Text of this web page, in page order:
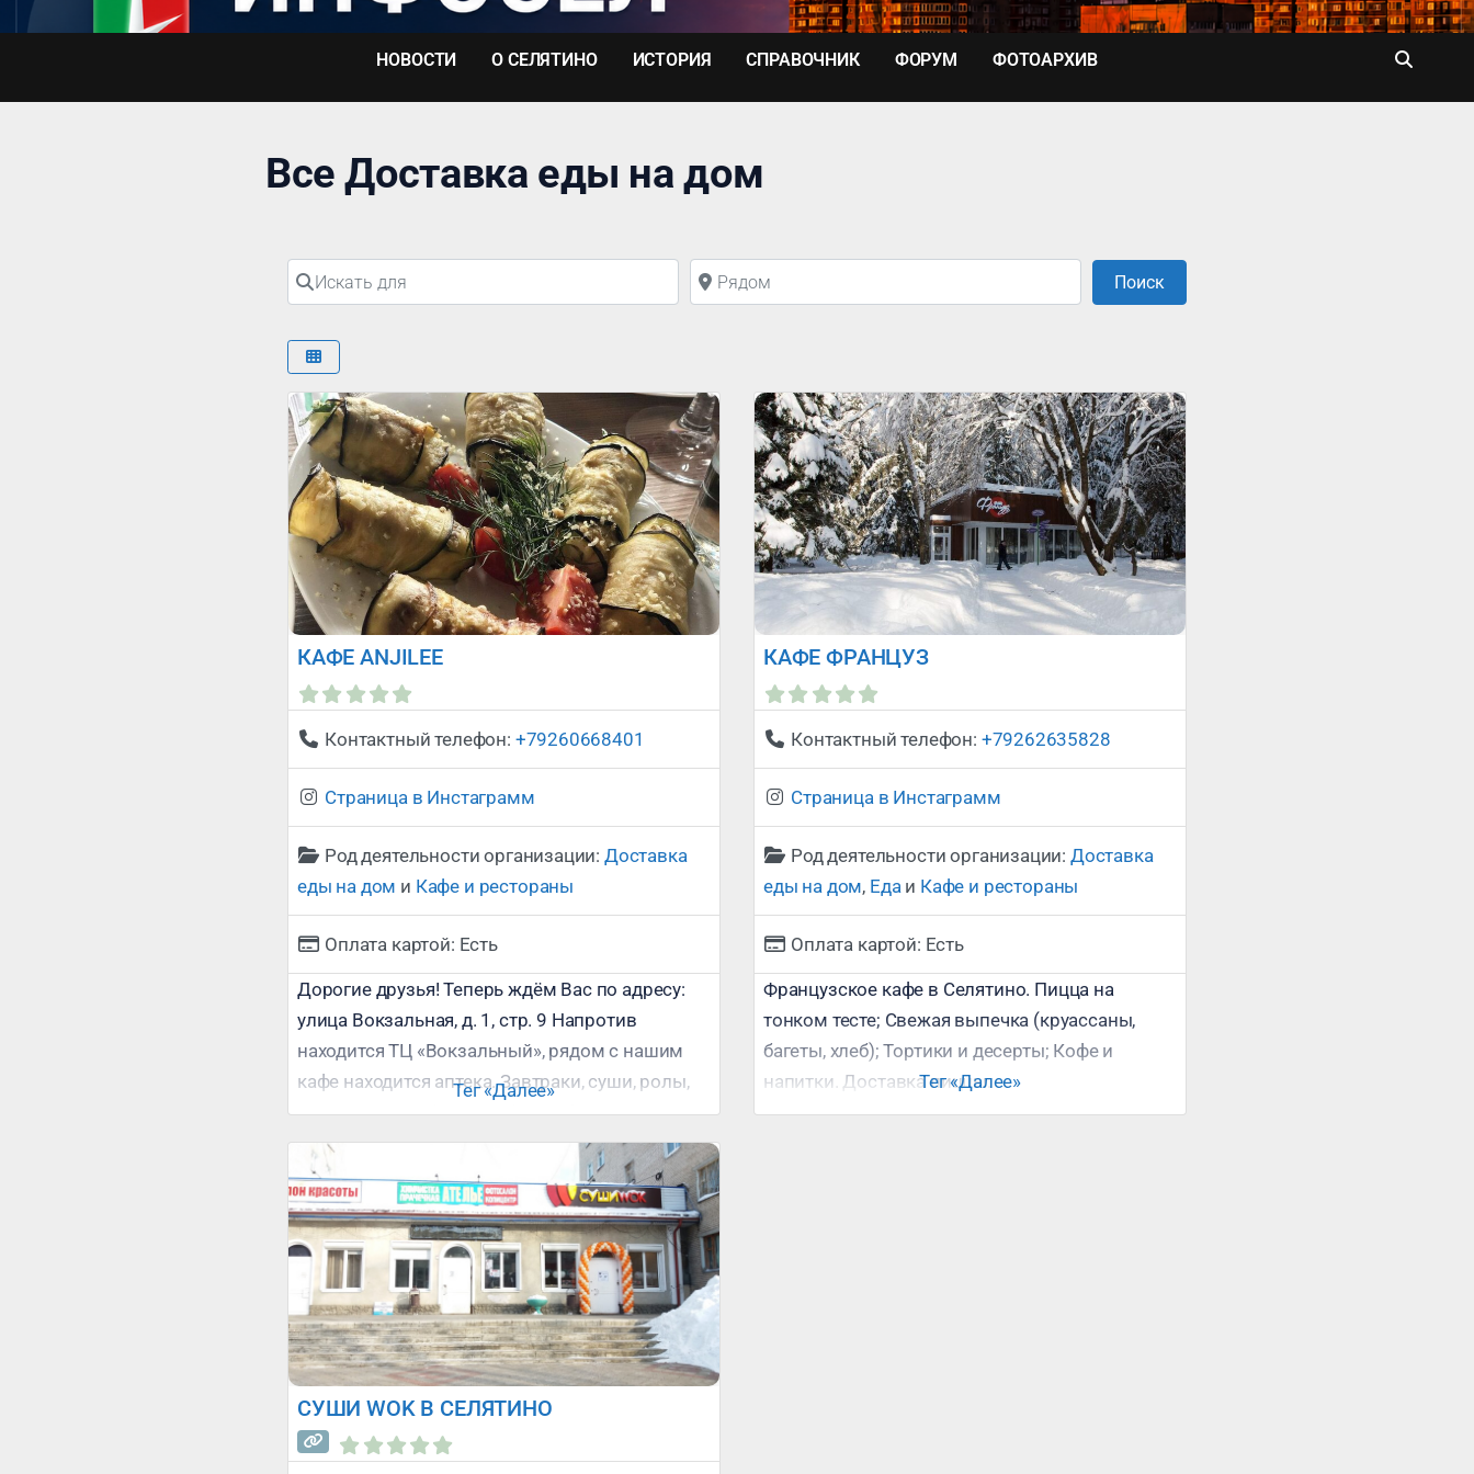
Перейти
НОВОСТИ О СЕЛЯТИНО ИСТОРИЯ СПРАВОЧНИК ФОРУМ ФОТОАРХИВ
Все Доставка еды на дом
Искать для Рядом ПоискПоиск
КАФЕ ANJILEE
Сейчас открыто
Контактный телефон: +79260668401
Страница в Инстаграмм
Род деятельности организации: Доставка
еды на дом и Кафе и рестораны
Оплата картой: Есть
Дорогие друзья! Теперь ждём Вас по адресу:
улица Вокзальная, д. 1, стр. 9 Напротив
находится ТЦ «Вокзальный», рядом с нашим
кафе находится аптека. Завтраки, суши, ролы,
салаты, пицца, бургеры, блюда фритюр,
горячие блюда, паста, wok box, шашлычки
гриль, супы, восточная кухня.
https://infosel.ru/wp-content/uploads/2021/10/
селятино.mp4
Тег «Далее»
КАФЕ ФРАНЦУЗ
Сейчас открыто
Контактный телефон: +79262635828
Страница в Инстаграмм
Род деятельности организации: Доставка
еды на дом, Едаи Кафе и рестораны
Оплата картой: Есть
Французское кафе в Селятино. Пицца на
тонком тесте; Свежая выпечка (круассаны,
багеты, хлеб); Тортики и десерты; Кофе и
напитки. Доставка пиццы.
Тег «Далее»
СУШИ WOK В СЕЛЯТИНО